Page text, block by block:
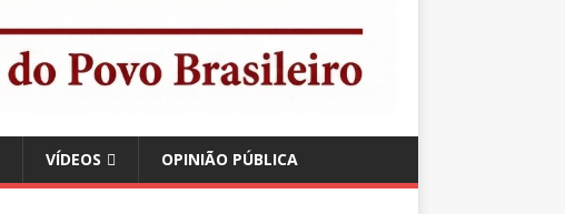
VÍDEOS OPINIÃO PÚBLICA